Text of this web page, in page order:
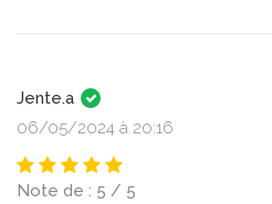
Jente.a
06/05/2024 à 20:16
Note de : 5 / 5